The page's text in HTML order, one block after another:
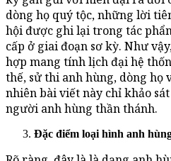
dòng họ quý tộc, những lời
hội được ghi lại trong tác
cấp ở giai đoạn sơ kỳ. Như
hợp mang tính lịch đại hệ
thế, sử thi anh hùng, dòng họ
nhiên bài viết này chỉ khảo
người anh hùng thần thánh.
Đặc điểm loại hình anh